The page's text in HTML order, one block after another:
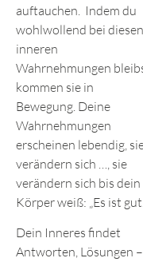
auftauchen. Indem du
wohlwollend bei diesen
inneren
Wahrnehmungen
kommen sie in
Bewegung. Deine
Wahrnehmungen
erscheinen lebendig,
verändern sich …, sie
verändern sich bis dein
Körper weiß: „Es ist
Dein Inneres findet
Antworten, Lösungen –